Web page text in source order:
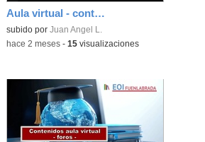
Aula virtual - contenidos - ejercicios H5P
Contenido educativo.
subido por Juan Angel L.
-hace 2 meses- 15visualizaciones